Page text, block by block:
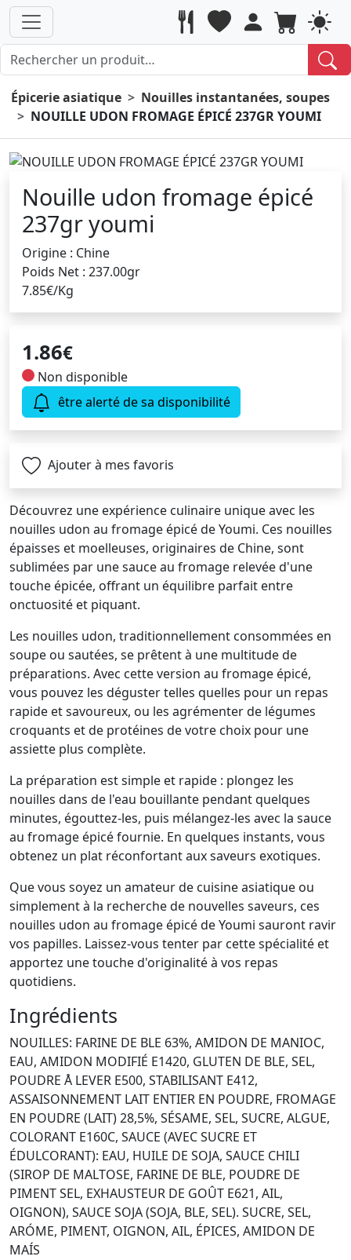
Épicerie asiatique
Nouilles instantanées, soupes
NOUILLE UDON FROMAGE ÉPICÉ 237GR YOUMI
Nouille udon fromage épicé
237gr youmi
Origine : Chine
Poids Net : 237.00gr
7.85€/Kg
1.86€
Non disponible
être alerté de sa disponibilité
Ajouter à mes favoris
Découvrez une expérience culinaire unique avec les
nouilles udon au fromage épicé de Youmi. Ces nouilles
épaisses et moelleuses, originaires de Chine, sont
sublimées par une sauce au fromage relevée d'une
touche épicée, offrant un équilibre parfait entre
onctuosité et piquant.
Les nouilles udon, traditionnellement consommées en
soupe ou sautées, se prêtent à une multitude de
préparations. Avec cette version au fromage épicé,
vous pouvez les déguster telles quelles pour un repas
rapide et savoureux, ou les agrémenter de légumes
croquants et de protéines de votre choix pour une
assiette plus complète.
La préparation est simple et rapide : plongez les
nouilles dans de l'eau bouillante pendant quelques
minutes, égouttez-les, puis mélangez-les avec la sauce
au fromage épicé fournie. En quelques instants, vous
obtenez un plat réconfortant aux saveurs exotiques.
Que vous soyez un amateur de cuisine asiatique ou
simplement à la recherche de nouvelles saveurs, ces
nouilles udon au fromage épicé de Youmi sauront ravir
vos papilles. Laissez-vous tenter par cette spécialité et
apportez une touche d'originalité à vos repas
quotidiens.
Ingrédients
NOUILLES: FARINE DE BLE 63%, AMIDON DE MANIOC,
EAU, AMIDON MODIFIÉ E1420, GLUTEN DE BLE, SEL,
POUDRE Å LEVER E500, STABILISANT E412,
ASSAISONNEMENT LAIT ENTIER EN POUDRE, FROMAGE
EN POUDRE (LAIT) 28,5%, SÉSAME, SEL, SUCRE, ALGUE,
COLORANT E160C, SAUCE (AVEC SUCRE ET
ÉDULCORANT): EAU, HUILE DE SOJA, SAUCE CHILI
(SIROP DE MALTOSE, FARINE DE BLE, POUDRE DE
PIMENT SEL, EXHAUSTEUR DE GOÛT E621, AIL,
OIGNON), SAUCE SOJA (SOJA, BLE, SEL). SUCRE, SEL,
ARÓME, PIMENT, OIGNON, AIL, ÉPICES, AMIDON DE
MAÍS